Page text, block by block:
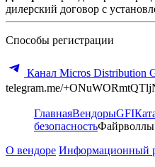
дилерский договор с
Способы регистрации
Канал Micros Distribution
telegram.me/
ГлавнаяВендорыGFI
безопасность
О вендоре Информационный